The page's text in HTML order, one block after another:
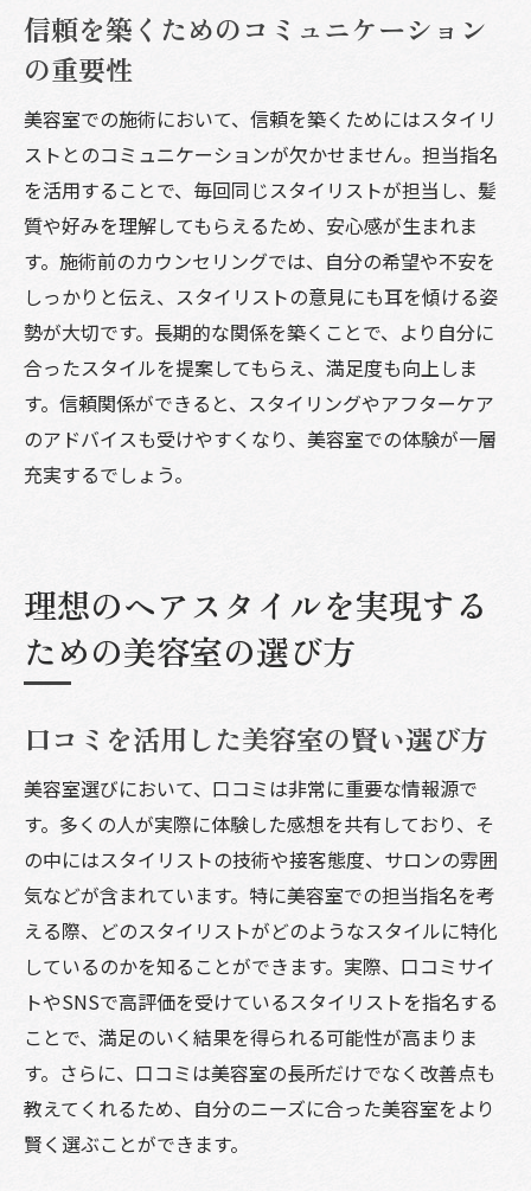
向上
美容室選びで後悔しないための事前準備とチェ
ックポイント
美容室選びでチェックすべき重要ポイント
事前準備がもたらす安心と満足の関係
美容室訪問前に確認すべき準備事項
選んで後悔しない美容室の選び方
美容室での失敗を防ぐための事前リサーチ
方法
美容室選びで迷わないための事前チェック
ポイント
信頼を築くためのコミュニケーション
の重要性
美容室での施術において、信頼を築くためにはスタイリ
ストとのコミュニケーションが欠かせません。担当指名
を活用することで、毎回同じスタイリストが担当し、髪
質や好みを理解してもらえるため、安心感が生まれま
す。施術前のカウンセリングでは、自分の希望や不安を
しっかりと伝え、スタイリストの意見にも耳を傾ける姿
勢が大切です。長期的な関係を築くことで、より自分に
合ったスタイルを提案してもらえ、満足度も向上しま
す。信頼関係ができると、スタイリングやアフターケア
のアドバイスも受けやすくなり、美容室での体験が一層
充実するでしょう。
理想のヘアスタイルを実現する
ための美容室の選び方
口コミを活用した美容室の賢い選び方
美容室選びにおいて、口コミは非常に重要な情報源で
す。多くの人が実際に体験した感想を共有しており、そ
の中にはスタイリストの技術や接客態度、サロンの雰囲
気などが含まれています。特に美容室での担当指名を考
える際、どのスタイリストがどのようなスタイルに特化
しているのかを知ることができます。実際、口コミサイ
トやSNSで高評価を受けているスタイリストを指名する
ことで、満足のいく結果を得られる可能性が高まりま
す。さらに、口コミは美容室の長所だけでなく改善点も
教えてくれるため、自分のニーズに合った美容室をより
賢く選ぶことができます。